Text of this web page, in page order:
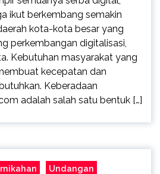
ikut berkembang semakin
kota-kota besar yang
perkembangan digitalisasi,
Kebutuhan masyarakat yang
kecepatan dan
Keberadaan
adalah salah satu bentuk […]
Undangan